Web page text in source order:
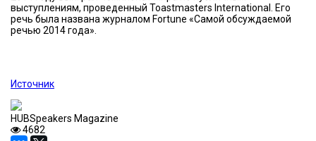
выступлениям, проведенный Toastmasters International. Его
речь была названа журналом Fortune «Самой обсуждаемой
речью 2014 года».
Источник
HUBSpeakers Magazine
4682